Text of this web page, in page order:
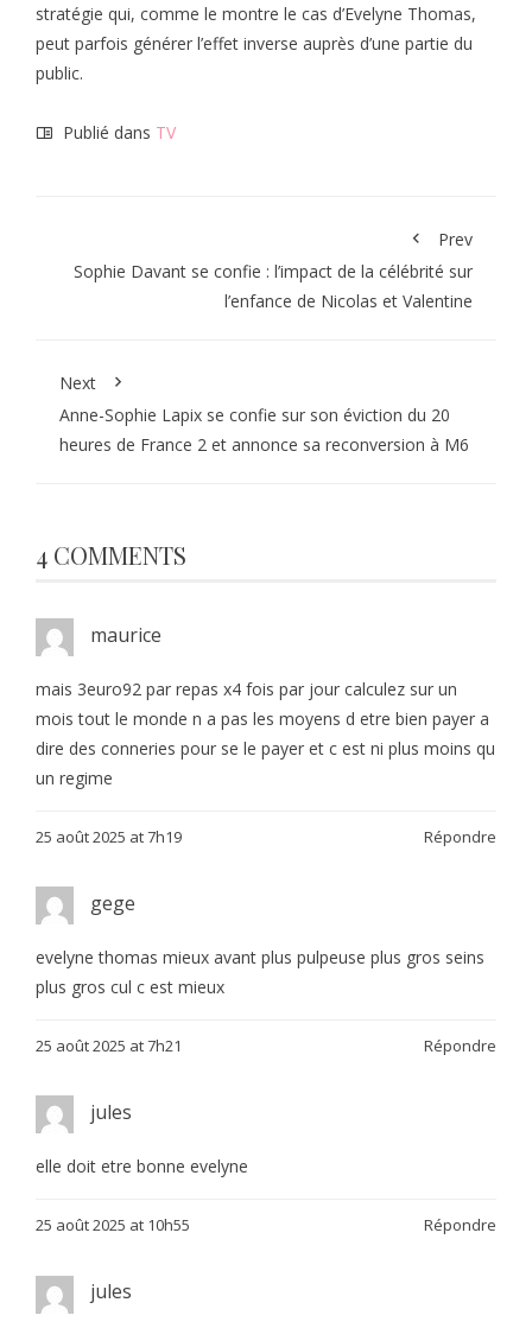
stratégie qui, comme le montre le cas d’Evelyne Thomas,
peut parfois générer l’effet inverse auprès d’une partie du
public.
Publié dans TV
Prev
Sophie Davant se confie : l’impact de la célébrité sur
l’enfance de Nicolas et Valentine
Next
Anne-Sophie Lapix se confie sur son éviction du 20
heures de France 2 et annonce sa reconversion à M6
4 COMMENTS
maurice
mais 3euro92 par repas x4 fois par jour calculez sur un
mois tout le monde n a pas les moyens d etre bien payer a
dire des conneries pour se le payer et c est ni plus moins qu
un regime
25 août 2025 at 7h19 Répondre
gege
evelyne thomas mieux avant plus pulpeuse plus gros seins
plus gros cul c est mieux
25 août 2025 at 7h21 Répondre
jules
elle doit etre bonne evelyne
25 août 2025 at 10h55 Répondre
jules